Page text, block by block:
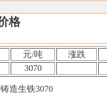
格
元/吨 涨跌
3070
造生铁3070